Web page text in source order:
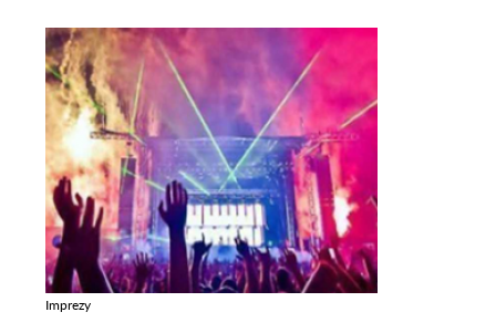
Imprezy